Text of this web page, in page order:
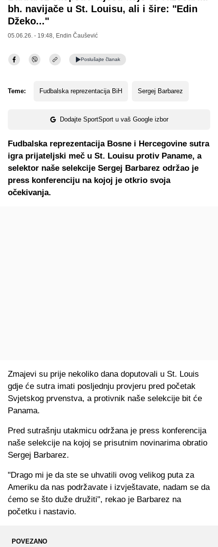
bh. navijače u St. Louisu, ali i šire: "Edin
Džeko..."
05.06.26. - 19:48, Endin Čaušević
Poslušajte članak
Teme: Fudbalska reprezentacija BiH Sergej Barbarez
Dodajte SportSport u vaš Google izbor
Fudbalska reprezentacija Bosne i Hercegovine sutra
igra prijateljski meč u St. Louisu protiv Paname, a
selektor naše selekcije Sergej Barbarez održao je
press konferenciju na kojoj je otkrio svoja
očekivanja.
Zmajevi su prije nekoliko dana doputovali u St. Louis
gdje će sutra imati posljednju provjeru pred početak
Svjetskog prvenstva, a protivnik naše selekcije bit će
Panama.
Pred sutrašnju utakmicu održana je press konferencija
naše selekcije na kojoj se prisutnim novinarima obratio
Sergej Barbarez.
"Drago mi je da ste se uhvatili ovog velikog puta za
Ameriku da nas podržavate i izvještavate, nadam se da
ćemo se što duže družiti", rekao je Barbarez na
početku i nastavio.
POVEZANO